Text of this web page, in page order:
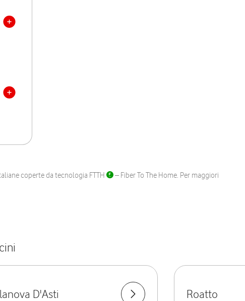
coperte da tecnologia FTTH
– Fiber To The Home. Per maggiori
D'Asti Roatto